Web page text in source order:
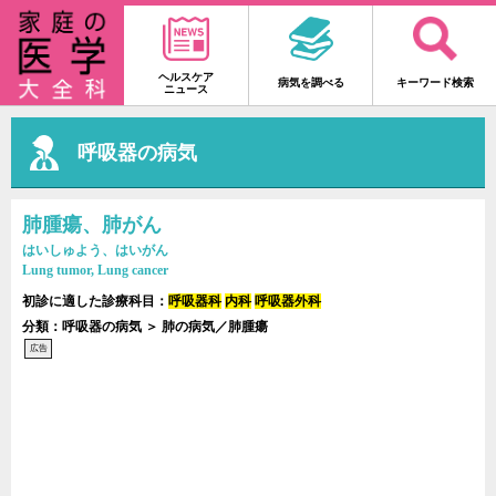
ヘルスケア
ニュース
病気を調べる キーワード検索
呼吸器の病気
肺腫瘍、肺がん
はいしゅよう、はいがん
Lung tumor, Lung cancer
初診に適した診療科目： 呼吸器科 内科 呼吸器外科
分類：呼吸器の病気 ＞ 肺の病気／肺腫瘍
広告